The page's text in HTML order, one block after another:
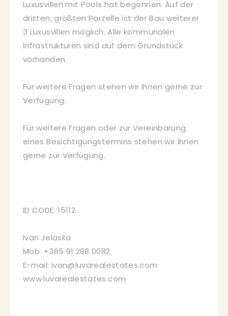
Luxusvillen mit Pools hat begonnen. Auf der
dritten, größten Parzelle ist der Bau weiterer
3 Luxusvillen möglich. Alle kommunalen
Infrastrukturen sind auf dem Grundstück
vorhanden.
Für weitere Fragen stehen wir Ihnen gerne zur
Verfügung.
Für weitere Fragen oder zur Vereinbarung
eines Besichtigungstermins stehen wir Ihnen
gerne zur Verfügung.
ID CODE: 15112
Ivan Jelaska
Mob: +385 91 288 0082
E-mail: ivan@luvarealestates.com
www.luvarealestates.com